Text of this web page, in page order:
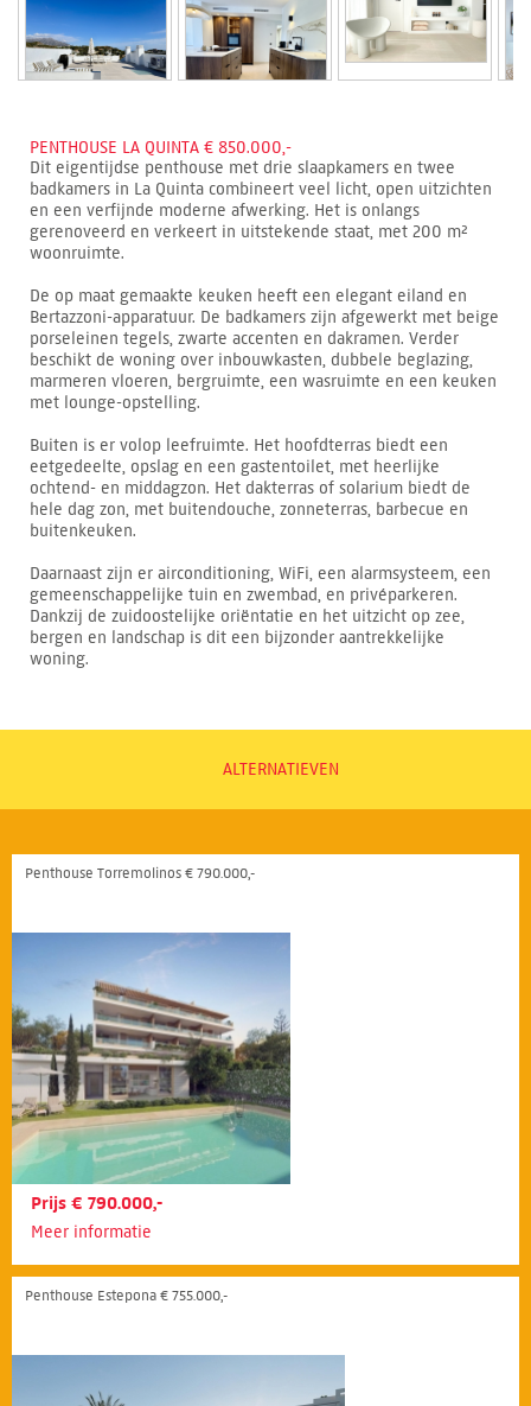
PENTHOUSE LA QUINTA € 850.000,-
Dit eigentijdse penthouse met drie slaapkamers en twee
badkamers in La Quinta combineert veel licht, open uitzichten
en een verfijnde moderne afwerking. Het is onlangs
gerenoveerd en verkeert in uitstekende staat, met 200 m²
woonruimte.
De op maat gemaakte keuken heeft een elegant eiland en
Bertazzoni-apparatuur. De badkamers zijn afgewerkt met beige
porseleinen tegels, zwarte accenten en dakramen. Verder
beschikt de woning over inbouwkasten, dubbele beglazing,
marmeren vloeren, bergruimte, een wasruimte en een keuken
met lounge-opstelling.
Buiten is er volop leefruimte. Het hoofdterras biedt een
eetgedeelte, opslag en een gastentoilet, met heerlijke
ochtend- en middagzon. Het dakterras of solarium biedt de
hele dag zon, met buitendouche, zonneterras, barbecue en
buitenkeuken.
Daarnaast zijn er airconditioning, WiFi, een alarmsysteem, een
gemeenschappelijke tuin en zwembad, en privéparkeren.
Dankzij de zuidoostelijke oriëntatie en het uitzicht op zee,
bergen en landschap is dit een bijzonder aantrekkelijke
woning.
ALTERNATIEVEN
Penthouse Torremolinos € 790.000,-
Prijs € 790.000,-
Meer informatie
Penthouse Estepona € 755.000,-